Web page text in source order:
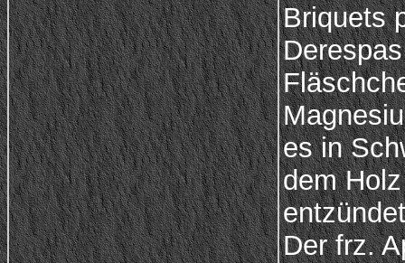
Briquets
es in
dem
Der frz.